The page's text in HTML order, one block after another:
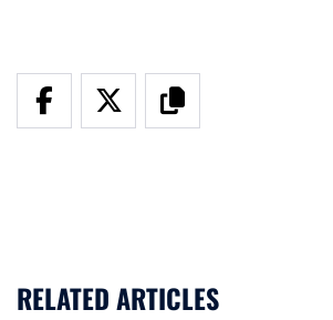
RELATED ARTICLES